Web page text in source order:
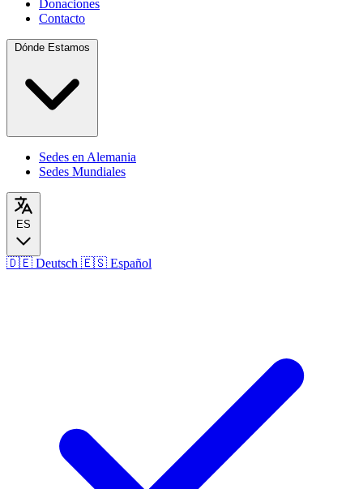
Donaciones
Contacto
Dónde Estamos
Sedes en Alemania
Sedes Mundiales
ES
🇩🇪 Deutsch 🇪🇸 Español